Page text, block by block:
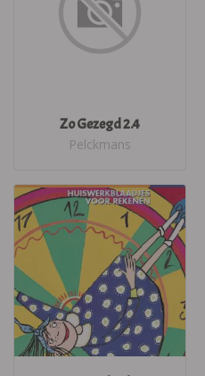
Zo Gezegd 2.4
Pelckmans